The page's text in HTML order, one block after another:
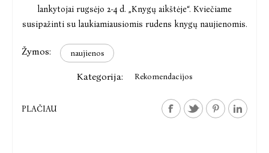
lankytojai rugsėjo 2-4 d. „Knygų aikštėje“. Kviečiame
susipažinti su laukiamiausiomis rudens knygų naujienomis.
Žymos: naujienos
Kategorija: Rekomendacijos
PLAČIAU